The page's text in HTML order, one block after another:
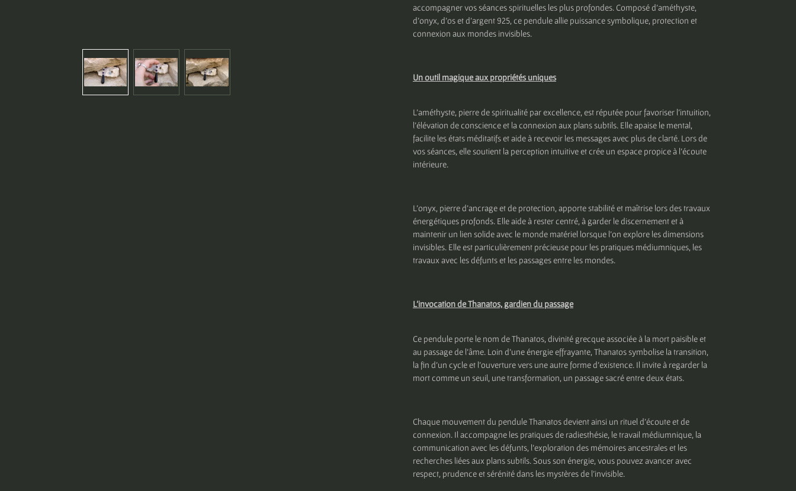
accompagner vos séances spirituelles les plus profondes. Composé d’améthyste,
d’onyx, d’os et d’argent 925, ce pendule allie puissance symbolique, protection et
connexion aux mondes invisibles.
Un outil magique aux propriétés uniques
L’améthyste, pierre de spiritualité par excellence, est réputée pour favoriser l’intuition,
l’élévation de conscience et la connexion aux plans subtils. Elle apaise le mental,
facilite les états méditatifs et aide à recevoir les messages avec plus de clarté. Lors de
vos séances, elle soutient la perception intuitive et crée un espace propice à l’écoute
intérieure.
L’onyx, pierre d’ancrage et de protection, apporte stabilité et maîtrise lors des travaux
énergétiques profonds. Elle aide à rester centré, à garder le discernement et à
maintenir un lien solide avec le monde matériel lorsque l’on explore les dimensions
invisibles. Elle est particulièrement précieuse pour les pratiques médiumniques, les
travaux avec les défunts et les passages entre les mondes.
L’invocation de Thanatos, gardien du passage
Ce pendule porte le nom de Thanatos, divinité grecque associée à la mort paisible et
au passage de l’âme. Loin d’une énergie effrayante, Thanatos symbolise la transition,
la fin d’un cycle et l’ouverture vers une autre forme d’existence. Il invite à regarder la
mort comme un seuil, une transformation, un passage sacré entre deux états.
Chaque mouvement du pendule Thanatos devient ainsi un rituel d’écoute et de
connexion. Il accompagne les pratiques de radiesthésie, le travail médiumnique, la
communication avec les défunts, l’exploration des mémoires ancestrales et les
recherches liées aux plans subtils. Sous son énergie, vous pouvez avancer avec
respect, prudence et sérénité dans les mystères de l’invisible.